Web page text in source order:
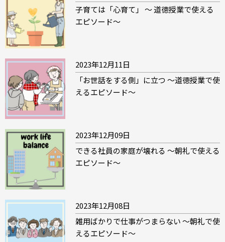
子育ては「心育て」 ～ 道徳授業で使える
エピソード～
2023年12月11日
「お世話をする側」に立つ ～道徳授業で使
えるエピソード～
2023年12月09日
できる社員の家庭が壊れる ～朝礼で使える
エピソード～
2023年12月08日
雑用ばかりで仕事がつまらない ～朝礼で使
えるエピソード～